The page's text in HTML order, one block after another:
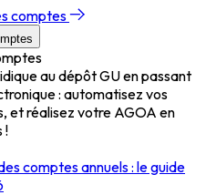
comptes
au dépôt GU en passant
: automatisez vos
et réalisez votre AGOA en
!
comptes annuels : le guide